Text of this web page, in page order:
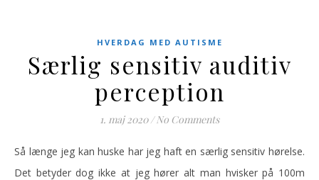
HVERDAG MED AUTISME
Særlig sensitiv auditiv
perception
1. maj 2020 / No Comments
Så længe jeg kan huske har jeg haft en særlig sensitiv hørelse.
Det betyder dog ikke at jeg hører alt man hvisker på 100m